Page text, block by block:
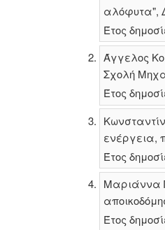
αλόφυτα",
Έτος
Άγγελος
Σχολή
Έτος
ενέργεια,
Έτος
Μαριάννα
Έτος